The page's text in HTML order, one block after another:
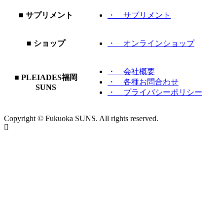
■ サプリメント ・ サプリメント
■ ショップ ・ オンラインショップ
■ PLEIADES福岡
SUNS
・ 会社概要
・ 各種お問合わせ
・ プライバシーポリシー
Copyright © Fukuoka SUNS. All rights reserved.